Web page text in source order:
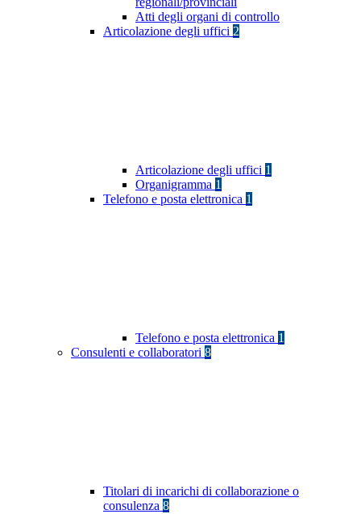
Atti degli organi di controllo
Articolazione degli uffici 2
Articolazione degli uffici 1
Organigramma 1
Telefono e posta elettronica 1
Telefono e posta elettronica 1
Consulenti e collaboratori 8
Titolari di incarichi di collaborazione o
consulenza 8